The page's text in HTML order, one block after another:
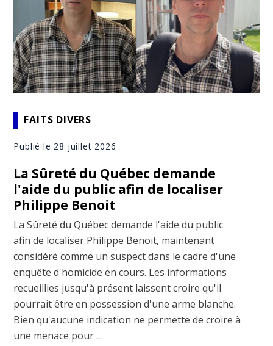
FAITS DIVERS
Publié le 28 juillet 2026
La Sûreté du Québec demande
l'aide du public afin de localiser
Philippe Benoit
La Sûreté du Québec demande l'aide du public
afin de localiser Philippe Benoit, maintenant
considéré comme un suspect dans le cadre d'une
enquête d'homicide en cours. Les informations
recueillies jusqu'à présent laissent croire qu'il
pourrait être en possession d'une arme blanche.
Bien qu'aucune indication ne permette de croire à
une menace pour ...